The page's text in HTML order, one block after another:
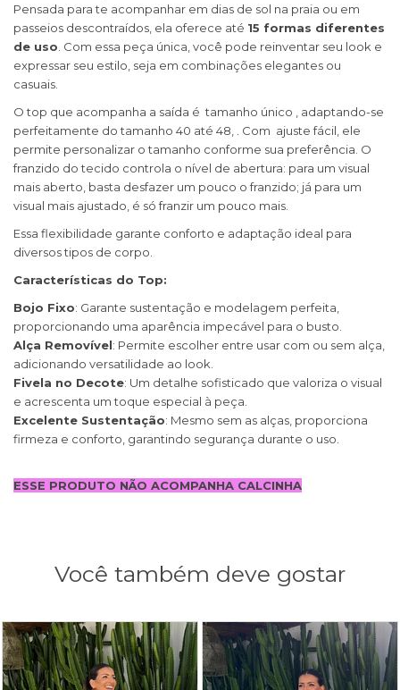
Pensada para te acompanhar em dias de sol na praia ou em
passeios descontraídos, ela oferece até 15 formas diferentes
de uso . Com essa peça única, você pode reinventar seu look e
expressar seu estilo, seja em combinações elegantes ou
casuais.
O top que acompanha a saída é tamanho único , adaptando-se
perfeitamente do tamanho 40 até 48, . Com ajuste fácil, ele
permite personalizar o tamanho conforme sua preferência. O
franzido do tecido controla o nível de abertura: para um visual
mais aberto, basta desfazer um pouco o franzido; já para um
visual mais ajustado, é só franzir um pouco mais.
Essa flexibilidade garante conforto e adaptação ideal para
diversos tipos de corpo.
Características do Top:
Bojo Fixo: Garante sustentação e modelagem perfeita,
proporcionando uma aparência impecável para o busto.
Alça Removível: Permite escolher entre usar com ou sem alça,
adicionando versatilidade ao look.
Fivela no Decote: Um detalhe sofisticado que valoriza o visual
e acrescenta um toque especial à peça.
Excelente Sustentação: Mesmo sem as alças, proporciona
firmeza e conforto, garantindo segurança durante o uso.
ESSE PRODUTO NÃO ACOMPANHA CALCINHA
Você também deve gostar